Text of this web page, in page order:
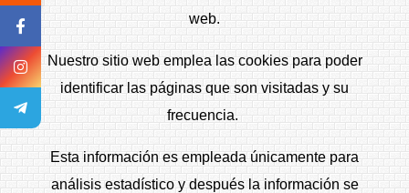
web.
Nuestro sitio web emplea las cookies para poder
identificar las páginas que son visitadas y su
frecuencia.
Esta información es empleada únicamente para
análisis estadístico y después la información se